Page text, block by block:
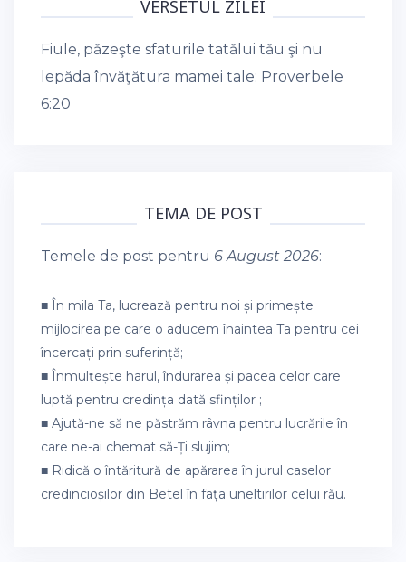
VERSETUL ZILEI
Fiule, păzeşte sfaturile tatălui tău şi nu
lepăda învăţătura mamei tale: Proverbele
6:20
TEMA DE POST
Temele de post pentru 6 August 2026:
■ În mila Ta, lucrează pentru noi și primește
mijlocirea pe care o aducem înaintea Ta pentru cei
încercați prin suferință;
■ Înmulțește harul, îndurarea și pacea celor care
luptă pentru credința dată sfinților ;
■ Ajută-ne să ne păstrăm râvna pentru lucrările în
care ne-ai chemat să-Ți slujim;
■ Ridică o întăritură de apărarea în jurul caselor
credincioșilor din Betel în fața uneltirilor celui rău.